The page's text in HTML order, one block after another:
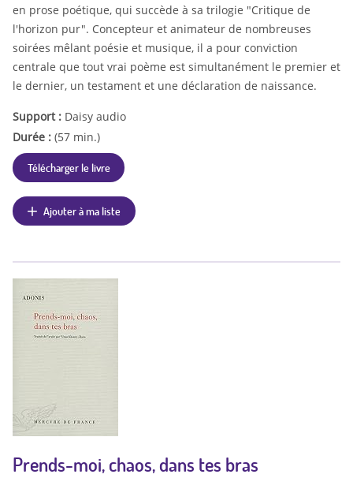
en prose poétique, qui succède à sa trilogie "Critique de
l'horizon pur". Concepteur et animateur de nombreuses
soirées mêlant poésie et musique, il a pour conviction
centrale que tout vrai poème est simultanément le premier et
le dernier, un testament et une déclaration de naissance.
Support : Daisy audio
Durée : (57 min.)
Télécharger le livre
Ajouter à ma liste
Prends-moi, chaos, dans tes bras